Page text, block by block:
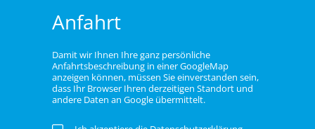
Anfahrt
Damit wir Ihnen Ihre ganz persönliche
Anfahrtsbeschreibung in einer GoogleMap
anzeigen können, müssen Sie einverstanden sein,
dass Ihr Browser Ihren derzeitigen Standort und
andere Daten an Google übermittelt.